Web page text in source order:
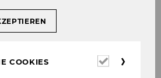
units.
glos­sa­ry (14.11.2001), URL]
COOKIES